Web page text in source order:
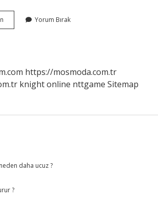
Karesioğulları
Beyliği
Yorum Bırak
https://mosmoda.com.tr
knight online nttgame Sitemap
daha ucuz ?
?